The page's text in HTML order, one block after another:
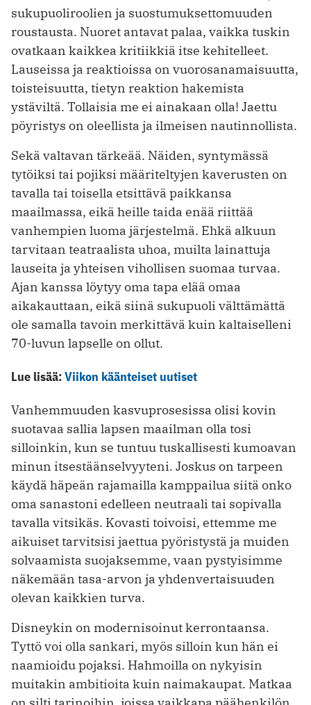
sukupuoliroolien ja suostumuksettomuuden
roustausta. Nuoret antavat palaa, vaikka tuskin
ovatkaan kaikkea kritiikkiä itse kehitelleet.
Lauseissa ja reaktioissa on vuorosanamaisuutta,
toisteisuutta, tietyn reaktion hakemista
ystäviltä. Tollaisia me ei ainakaan olla! Jaettu
pöyristys on oleellista ja ilmeisen nautinnollista.
Sekä valtavan tärkeää. Näiden, syntymässä
tytöiksi tai pojiksi määriteltyjen kaverusten on
tavalla tai toisella etsittävä paikkansa
maailmassa, eikä heille taida enää riittää
vanhempien luoma järjestelmä. Ehkä alkuun
tarvitaan teatraalista uhoa, muilta lainattuja
lauseita ja yhteisen vihollisen suomaa turvaa.
Ajan kanssa löytyy oma tapa elää omaa
aikakauttaan, eikä siinä sukupuoli välttämättä
ole samalla tavoin merkittävä kuin kaltaiselleni
70-luvun lapselle on ollut.
Lue lisää:Viikon käänteiset uutiset
Vanhemmuuden kasvuprosesissa olisi kovin
suotavaa sallia lapsen maailman olla tosi
silloinkin, kun se tuntuu tuskallisesti kumoavan
minun itsestäänselvyyteni. Joskus on tarpeen
käydä häpeän rajamailla kamppailua siitä onko
oma sanastoni edelleen neutraali tai sopivalla
tavalla vitsikäs. Kovasti toivoisi, ettemme me
aikuiset tarvitsisi jaettua pyöristystä ja muiden
solvaamista suojaksemme, vaan pystyisimme
näkemään tasa-arvon ja yhdenvertaisuuden
olevan kaikkien turva.
Disneykin on modernisoinut kerrontaansa.
Tyttö voi olla sankari, myös silloin kun hän ei
naamioidu pojaksi. Hahmoilla on nykyisin
muitakin ambitioita kuin naimakaupat. Matkaa